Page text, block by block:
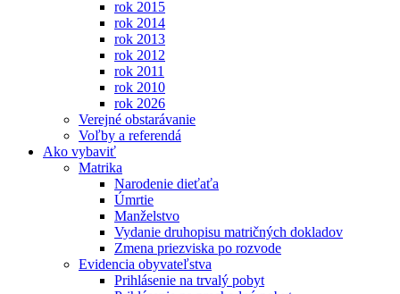
rok 2015
rok 2014
rok 2013
rok 2012
rok 2011
rok 2010
rok 2026
Verejné obstarávanie
Voľby a referendá
Ako vybaviť
Matrika
Narodenie dieťaťa
Úmrtie
Manželstvo
Vydanie druhopisu matričných dokladov
Zmena priezviska po rozvode
Evidencia obyvateľstva
Prihlásenie na trvalý pobyt